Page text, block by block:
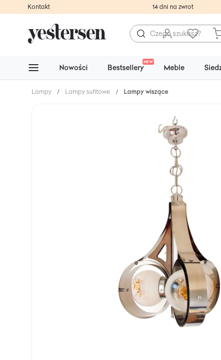
Kontakt 14 dni na zwrot
Nowości Bestsellery
NEW
Meble
Lampy / Lampy sufitowe / Lampy wiszące